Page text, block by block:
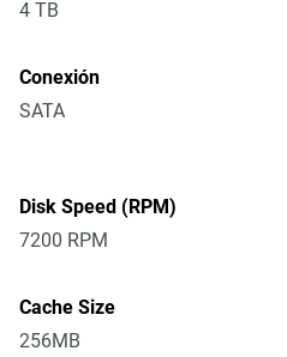
4 TB
Conexión
SATA
Disk Speed (RPM)
7200 RPM
Cache Size
256MB